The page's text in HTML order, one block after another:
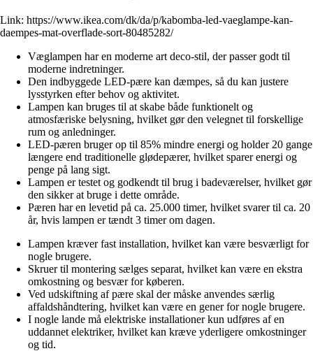
Link: https://www.ikea.com/dk/da/p/kabomba-led-vaeglampe-kan-
daempes-mat-overflade-sort-80485282/
Væglampen har en moderne art deco-stil, der passer godt til
moderne indretninger.
Den indbyggede LED-pære kan dæmpes, så du kan justere
lysstyrken efter behov og aktivitet.
Lampen kan bruges til at skabe både funktionelt og
atmosfæriske belysning, hvilket gør den velegnet til forskellige
rum og anledninger.
LED-pæren bruger op til 85% mindre energi og holder 20 gange
længere end traditionelle glødepærer, hvilket sparer energi og
penge på lang sigt.
Lampen er testet og godkendt til brug i badeværelser, hvilket gør
den sikker at bruge i dette område.
Pæren har en levetid på ca. 25.000 timer, hvilket svarer til ca. 20
år, hvis lampen er tændt 3 timer om dagen.
Lampen kræver fast installation, hvilket kan være besværligt for
nogle brugere.
Skruer til montering sælges separat, hvilket kan være en ekstra
omkostning og besvær for køberen.
Ved udskiftning af pære skal der måske anvendes særlig
affaldshåndtering, hvilket kan være en gener for nogle brugere.
I nogle lande må elektriske installationer kun udføres af en
uddannet elektriker, hvilket kan kræve yderligere omkostninger
og tid.